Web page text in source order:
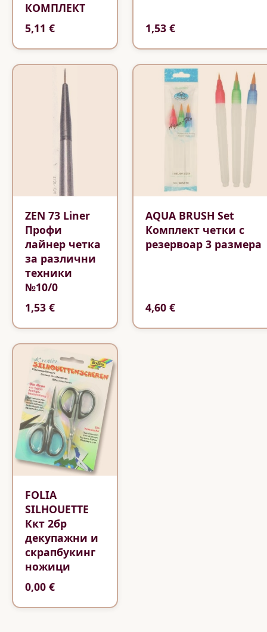
КОМПЛЕКТ
5,11 €
1,53 €
ZEN 73 Liner
Профи
лайнер четка
за различни
техники
№10/0
1,53 €
AQUA BRUSH Set
Комплект четки с
резервоар 3 размера
4,60 €
FOLIA
SILHOUETTE
Ккт 2бр
декупажни и
скрaпбукинг
ножици
0,00 €